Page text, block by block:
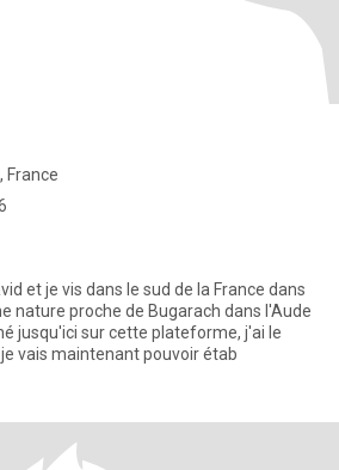
France
et je vis dans le sud de la France dans
de Bugarach dans l'Aude
jusqu'ici sur cette plateforme, j'ai le
vais maintenant pouvoir étab